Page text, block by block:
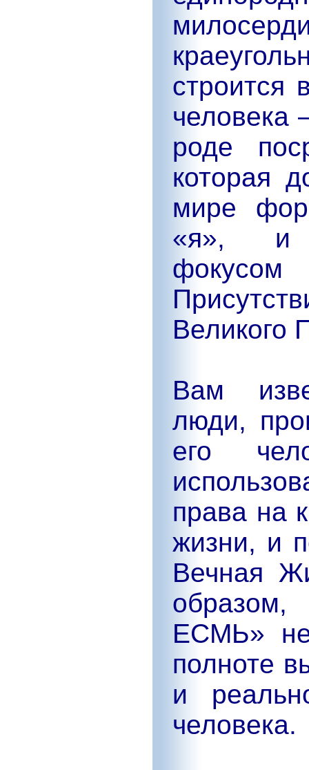
строится
человека
роде
которая
мире
«я», и
Великого
Вам
люди,
его
права на
жизни, и
Вечная
ЕСМЬ»
полноте
и
человека.